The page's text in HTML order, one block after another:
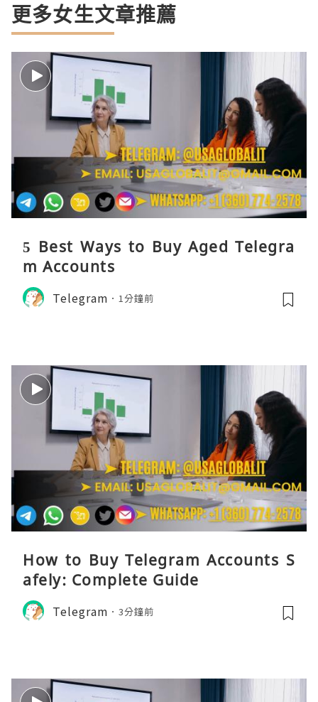
更多女生文章推薦
5 Best Ways to Buy Aged Telegra
m Accounts
Telegram 1分鐘前
How to Buy Telegram Accounts S
afely: Complete Guide
Telegram 3分鐘前